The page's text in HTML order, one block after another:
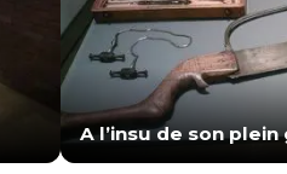
A l’insu de son plein